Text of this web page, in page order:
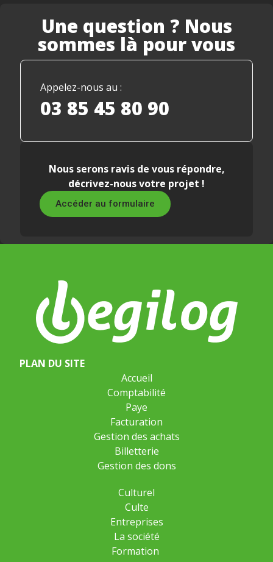
Une question ? Nous
sommes là pour vous
Appelez-nous au :
03 85 45 80 90
Nous serons ravis de vous répondre,
décrivez-nous votre projet !
Accéder au formulaire
PLAN DU SITE
Accueil
Comptabilité
Paye
Facturation
Gestion des achats
Billetterie
Gestion des dons
Culturel
Culte
Entreprises
La société
Formation